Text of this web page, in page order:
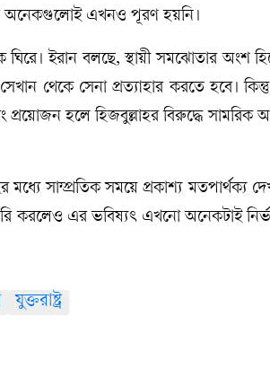
অনেকগুলোই এখনও পূরণ হয়নি।
ইরান বলছে, স্থায়ী সমঝোতার অংশ
থেকে সেনা প্রত্যাহার করতে হবে।
প্রয়োজন হলে হিজবুল্লাহর বিরুদ্ধে সামরিক
মধ্যে সাম্প্রতিক সময়ে প্রকাশ্য মতপার্থক্য
করলেও এর ভবিষ্যৎ এখনো অনেকটাই
যুক্তরাষ্ট্র